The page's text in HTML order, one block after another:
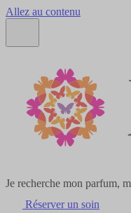
Allez au contenu
Je recherche mon parfum,
Réserver un soin